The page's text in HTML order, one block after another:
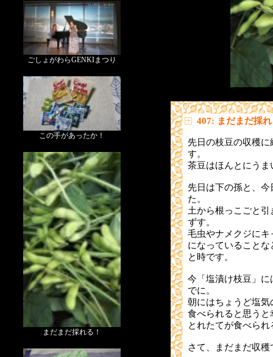
ごしょがわらGENKIまつり
この手があったか！
まだまだ採れる！
407: まだまだ採
先日の枝豆の収穫
す。
茶豆はほんとにう
先日は下の孫と、
た。
土から根っこごと
ずす。
毛虫やナメクジに
になっていること
と時です。
今「塩漬け枝豆」
でに。
朝にはちょうど塩
食べられると思う
とれたてが食べら
さて、まだまだ収